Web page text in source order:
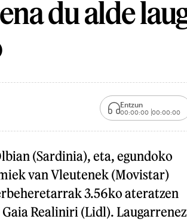
du alde
Entzun
00:00:00 00:00:00
(Sardinia), eta, egundoko
van Vleutenek (Movistar)
3.56ko ateratzen
Realiniri (Lidl). Laugarrenez